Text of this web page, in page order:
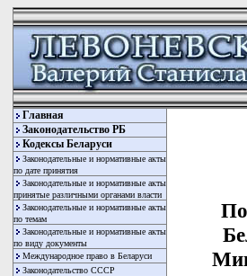
Главная
Законодательство РБ
Кодексы Беларуси
Законодательные и нормативные акты
по дате принятия
Законодательные и нормативные акты
принятые различными органами власти
Законодательные и нормативные акты
по темам
Законодательные и нормативные акты
по виду документы
Международное право в Беларуси
Законодательство СССР